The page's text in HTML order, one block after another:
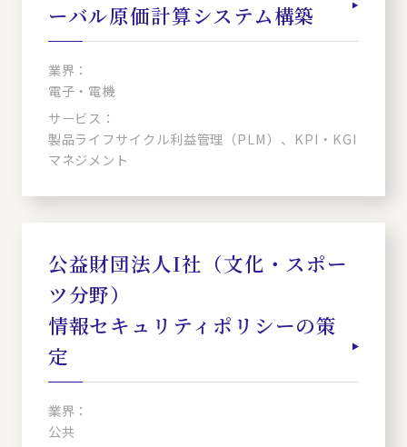
ーバル原価計算システム構築
業界：
電子・電機
サービス：
製品ライフサイクル利益管理（PLM）、KPI・KGI
マネジメント
公益財団法人I社（文化・スポー
ツ分野）
情報セキュリティポリシーの策
定
業界：
公共